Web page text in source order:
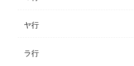
ヤ行
ラ行